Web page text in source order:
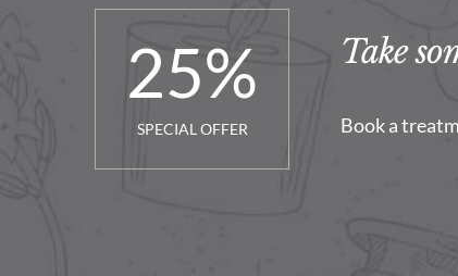
25%
SPECIAL OFFER
Take
Book a